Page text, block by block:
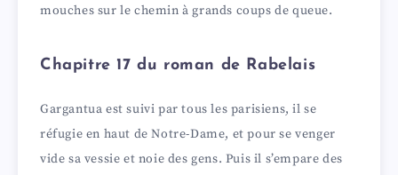
mouches sur le chemin à grands coups de queue.
Chapitre 17 du roman de Rabelais
Gargantua est suivi par tous les parisiens, il se
réfugie en haut de Notre-Dame, et pour se venger
vide sa vessie et noie des gens. Puis il s’empare des